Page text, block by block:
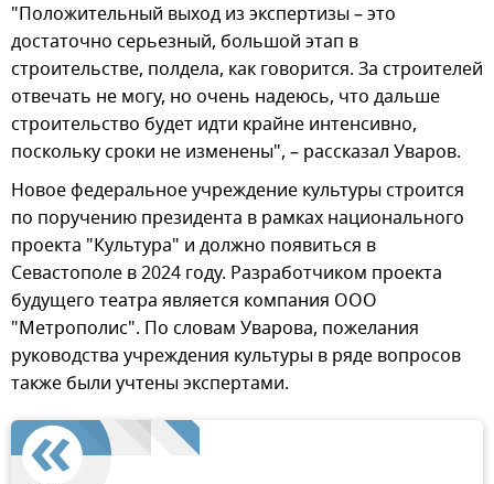
"Положительный выход из экспертизы – это
достаточно серьезный, большой этап в
строительстве, полдела, как говорится. За строителей
отвечать не могу, но очень надеюсь, что дальше
строительство будет идти крайне интенсивно,
поскольку сроки не изменены", – рассказал Уваров.
Новое федеральное учреждение культуры строится
по поручению президента в рамках национального
проекта "Культура" и должно появиться в
Севастополе в 2024 году. Разработчиком проекта
будущего театра является компания ООО
"Метрополис". По словам Уварова, пожелания
руководства учреждения культуры в ряде вопросов
также были учтены экспертами.